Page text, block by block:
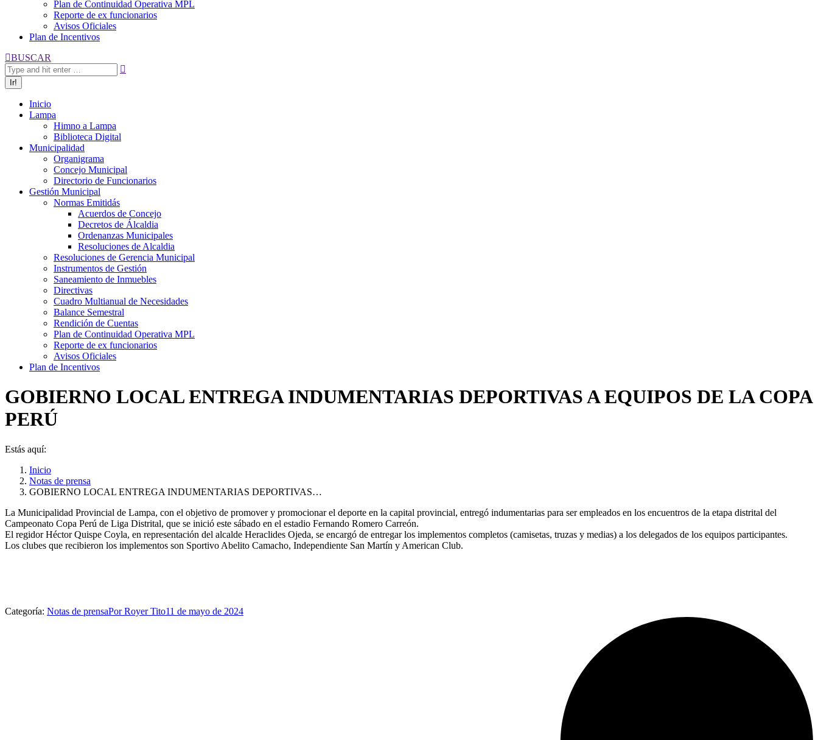
Plan de Continuidad Operativa MPL
Reporte de ex funcionarios
Avisos Oficiales
Plan de Incentivos
Buscar:
BUSCAR
Inicio
Lampa
Himno a Lampa
Biblioteca Digital
Municipalidad
Organigrama
Concejo Municipal
Directorio de Funcionarios
Gestión Municipal
Normas Emitidás
Acuerdos de Concejo
Decretos de Álcaldia
Ordenanzas Municipales
Resoluciones de Alcaldia
Resoluciones de Gerencia Municipal
Instrumentos de Gestión
Saneamiento de Inmuebles
Directivas
Cuadro Multianual de Necesidades
Balance Semestral
Rendición de Cuentas
Plan de Continuidad Operativa MPL
Reporte de ex funcionarios
Avisos Oficiales
Plan de Incentivos
GOBIERNO LOCAL ENTREGA INDUMENTARIAS DEPORTIVAS A EQUIPOS DE LA COPA
PERÚ
Estás aquí:
Inicio
Notas de prensa
GOBIERNO LOCAL ENTREGA INDUMENTARIAS DEPORTIVAS…
La Municipalidad Provincial de Lampa, con el objetivo de promover y promocionar el deporte en la capital provincial, entregó indumentarias para ser empleados en los encuentros de la etapa distrital del
Campeonato Copa Perú de Liga Distrital, que se inició este sábado en el estadio Fernando Romero Carreón.
El regidor Héctor Quispe Coyla, en representación del alcalde Heraclides Ojeda, se encargó de entregar los implementos completos (camisetas, truzas y medias) a los delegados de los equipos participantes.
Los clubes que recibieron los implementos son Sportivo Abelito Camacho, Independiente San Martín y American Club.
Categoría: Notas de prensaPorRoyer Tito11 de mayo de 2024